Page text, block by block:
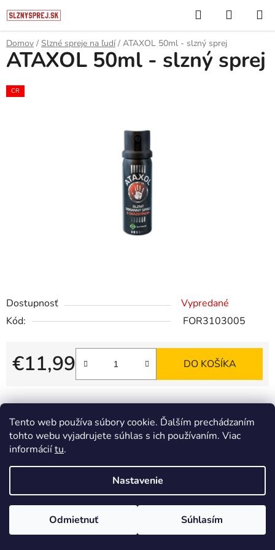
Tento web používa súbory cookie. Ďalším prechádzaním
tohto webu vyjadrujete súhlas s ich používaním. Viac
informáciítu.
Nastavenie
Odmietnuť Súhlasím
na
obsah
Hľadať
KOŠÍK
Domov / Slzné spreje na ľudí / ATAXOL 50ml - slzný sprej
Dostupnosť
Vypredané
Kód:
FOR3103005
€11,99
Jednotková cena:
DO KOŠÍKA
Tlač Opýtať sa
ATAXOL 50ml - slzný sprej
CR
Popis
Vytvoril Shoptet
Copyright 2026Slznysprej.sk . Všetky práva vyhradené.